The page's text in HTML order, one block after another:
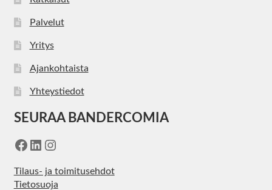
Palvelut
Yritys
Ajankohtaista
Yhteystiedot
SEURAA BANDERCOMIA
Facebook
LinkedIn
Instagram
Tilaus- ja toimitusehdot
Tietosuoja